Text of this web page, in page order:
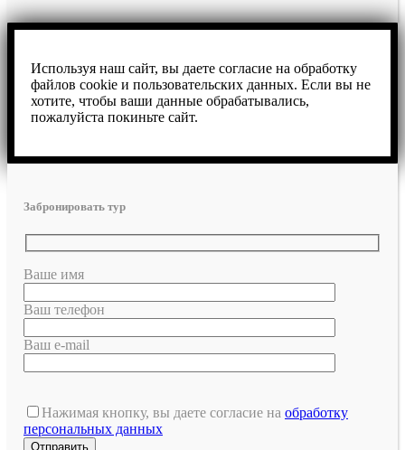
Используя наш сайт, вы даете согласие на обработку
файлов cookie и пользовательских данных. Если вы не
хотите, чтобы ваши данные обрабатывались,
пожалуйста покиньте сайт.
Забронировать тур
Ваше имя
Ваш телефон
Ваш e-mail
Нажимая кнопку, вы даете согласие на обработку
персональных данных